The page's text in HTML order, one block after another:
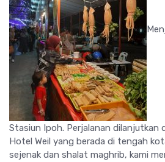
Stasiun Ipoh. Perjalanan dilanjutkan
Hotel Weil yang berada di tengah
sejenak dan shalat maghrib, kami